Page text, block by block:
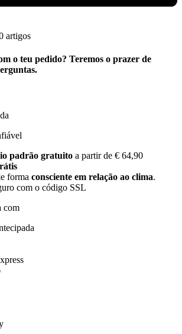
artigos
o teu pedido? Teremos o prazer de
padrão gratuito a partir de € 64,90
forma consciente em relação ao clima.
com o código SSL
com